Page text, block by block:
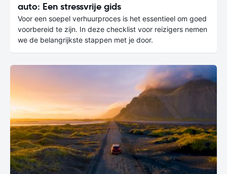
auto: Een stressvrije gids
Voor een soepel verhuurproces is het essentieel om goed
voorbereid te zijn. In deze checklist voor reizigers nemen
we de belangrijkste stappen met je door.